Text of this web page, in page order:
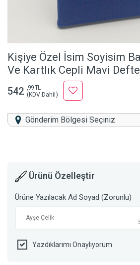
Kişiye Özel İsim Soyisim
Ve Kartlık Cepli Mavi
542 ,99 TL
(KDV Dahil)
Gönderim Bölgesi Seçiniz
Ürünü Özelleştir
Ürüne Yazılacak Ad Soyad (Zorunlu)
Yazdıklarımı Onaylıyorum